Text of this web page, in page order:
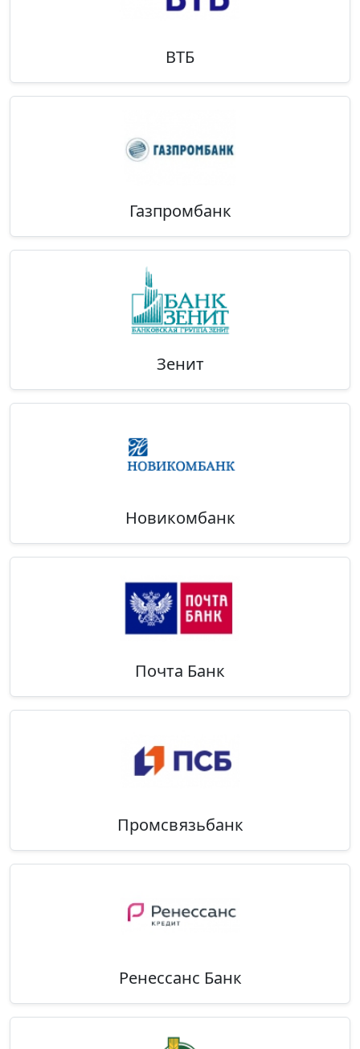
ВТБ
Газпромбанк
Зенит
Новикомбанк
Почта Банк
Промсвязьбанк
Ренессанс Банк